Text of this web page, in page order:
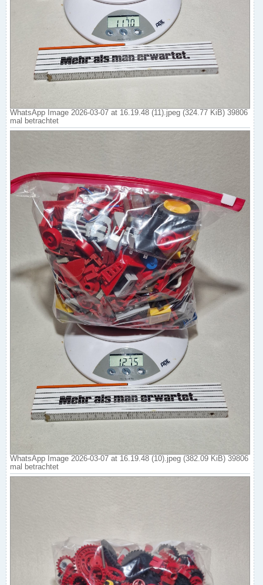
WhatsApp Image 2026-03-07 at 16.19.48 (11).jpeg (324.77 KiB) 39806
mal betrachtet
WhatsApp Image 2026-03-07 at 16.19.48 (10).jpeg (382.09 KiB) 39806
mal betrachtet